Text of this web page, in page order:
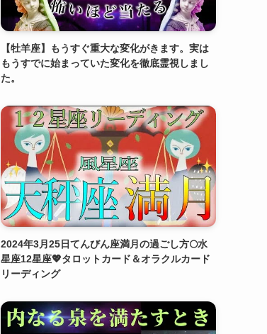
【牡羊座】もうすぐ重大な変化がきます。実は
もうすでに始まっていた変化を徹底霊視しまし
た。
2024年3月25日てんびん座満月の過ごし方🌕水
星座12星座💖タロットカード＆オラクルカード
リーディング